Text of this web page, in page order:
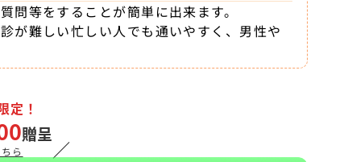
等をすることが簡単に出来ます。
が難しい忙しい人でも通いやすく、男性や
定！
贈呈
ら ／